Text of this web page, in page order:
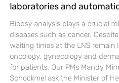
laboratories and
Biopsy analysis plays a crucial
diseases such as cancer.
waiting times at the LNS remain
oncology, gynecology and
for patients. Our PMs Mandy
Schockmel ask the Minister of